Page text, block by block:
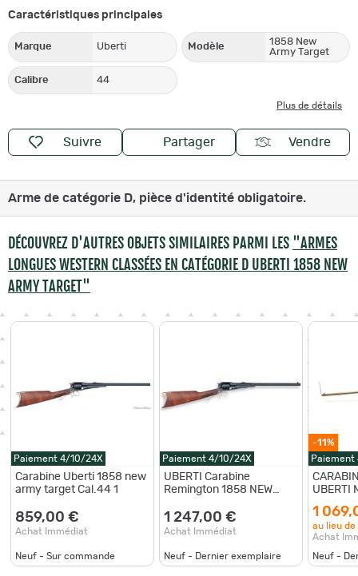
Caractéristiques principales
Marque Uberti Modèle
1858 New
Army Target
Calibre 44
Plus de détails
Suivre Partager Vendre
Arme de catégorie D, pièce d'identité obligatoire.
DÉCOUVREZ D'AUTRES OBJETS SIMILAIRES PARMI LES "ARMES
LONGUES WESTERN CLASSÉES EN CATÉGORIE D UBERTI 1858 NEW
ARMY TARGET"
Paiement 4/10/24X
Carabine Uberti 1858 new
army target Cal.44 1
859,00 €
Achat Immédiat
Neuf - Sur commande
Paiement 4/10/24X
UBERTI Carabine
Remington 1858 NEW
ARMY TARGET .44 18
pouces
1 247,00 €
Achat Immédiat
Neuf - Dernier exemplaire
-11%
UBERTI
1
au lieu de
Achat
Neuf -